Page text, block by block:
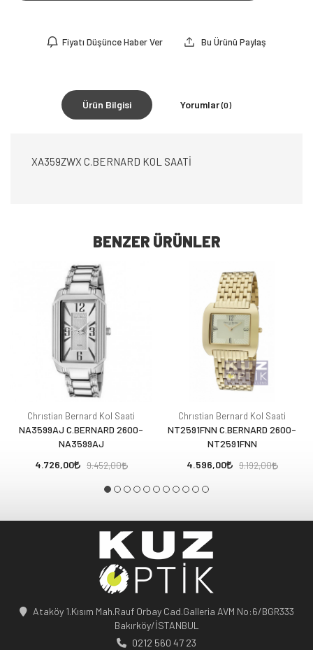
Fiyatı Düşünce Haber Ver Bu Ürünü Paylaş
Ürün Bilgisi Yorumlar(0)
XA359ZWX C.BERNARD KOL SAATİ
BENZER ÜRÜNLER
Chrıstian Bernard Kol Saati
NA3599AJ C.BERNARD 2600-
NA3599AJ
4.726,00
9.452,00
Chrıstian Bernard Kol Saati
NT2591FNN C.BERNARD 2600-
NT2591FNN
4.596,00
9.192,00
Ataköy 1.Kısım Mah.Rauf Orbay Cad.Galleria AVM No:6/BGR333
Bakırköy/İSTANBUL
0212 560 47 23